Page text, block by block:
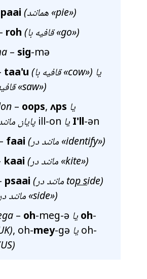
paai (همانند «pie»)
roh (قافیه با «go»)
– sig-mə
taa'u (قافیه با «cow
») یا
(قافیه با «saw»)
– oops, ʌps یا
پایان ill-on یا I'll-ən
faai (مانند در «identify»)
kaai (مانند در «kite»)
psaai (مانند در top side)
(مانند در «side»)
– oh-meg-ə یا oh-
, oh-mey-gə یا oh-